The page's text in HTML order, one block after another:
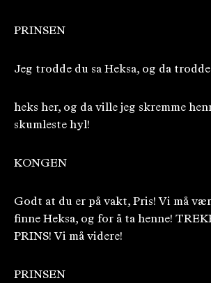
PRINSEN
Jeg trodde du sa Heksa, og da
heks her, og da ville jeg skremme
skumleste hyl!
KONGEN
Godt at du er på vakt, Pris! Vi må
finne Heksa, og for å ta henne!
PRINS! Vi må videre!
PRINSEN